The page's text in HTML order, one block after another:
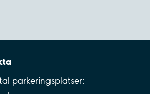
parkeringsplatser: